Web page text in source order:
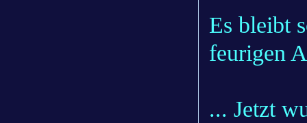
Es bleibt
feurigen
... Jetzt